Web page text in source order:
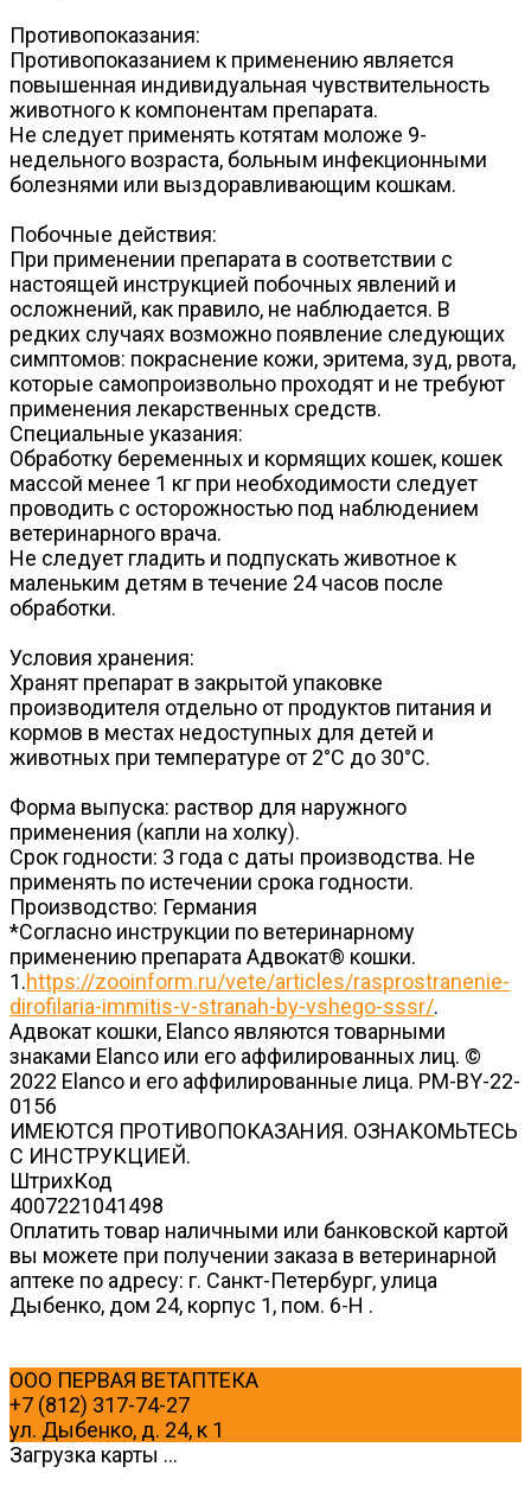
Противопоказания:
Противопоказанием к применению является
повышенная индивидуальная чувствительность
животного к компонентам препарата.
Не следует применять котятам моложе 9-
недельного возраста, больным инфекционными
болезнями или выздоравливающим кошкам.
Побочные действия:
При применении препарата в соответствии с
настоящей инструкцией побочных явлений и
осложнений, как правило, не наблюдается. В
редких случаях возможно появление следующих
симптомов: покраснение кожи, эритема, зуд, рвота,
которые самопроизвольно проходят и не требуют
применения лекарственных средств.
Специальные указания:
Обработку беременных и кормящих кошек, кошек
массой менее 1 кг при необходимости следует
проводить с осторожностью под наблюдением
ветеринарного врача.
Не следует гладить и подпускать животное к
маленьким детям в течение 24 часов после
обработки.
Условия хранения:
Хранят препарат в закрытой упаковке
производителя отдельно от продуктов питания и
кормов в местах недоступных для детей и
животных при температуре от 2°С до 30°С.
Форма выпуска: раствор для наружного
применения (капли на холку).
Срок годности: 3 года с даты производства. Не
применять по истечении срока годности.
Производство: Германия
*Согласно инструкции по ветеринарному
применению препарата Адвокат® кошки.
1.https://zooinform.ru/vete/articles/rasprostranenie-
dirofilaria-immitis-v-stranah-by-vshego-sssr/.
Адвокат кошки, Elanco являются товарными
знаками Elanco или его аффилированных лиц. ©
2022 Elanco и его аффилированные лица. PM-BY-22-
0156
ИМЕЮТСЯ ПРОТИВОПОКАЗАНИЯ. ОЗНАКОМЬТЕСЬ
С ИНСТРУКЦИЕЙ.
ШтрихКод
4007221041498
Оплатить товар наличными или банковской картой
вы можете при получении заказа в ветеринарной
аптеке по адресу: г. Санкт-Петербург, улица
Дыбенко, дом 24, корпус 1, пом. 6-Н .
ООО ПЕРВАЯ ВЕТАПТЕКА
+7 (812) 317-74-27
ул. Дыбенко, д. 24, к 1
Загрузка карты ...